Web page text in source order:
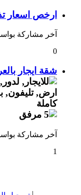
ارخص اسعار
آخر مشاركة
0
شقة ايجار
آخر مشاركة
1